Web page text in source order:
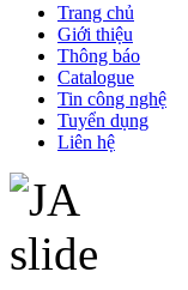
Trang chủ
Giới thiệu
Thông báo
Catalogue
Tin công nghệ
Tuyển dụng
Liên hệ